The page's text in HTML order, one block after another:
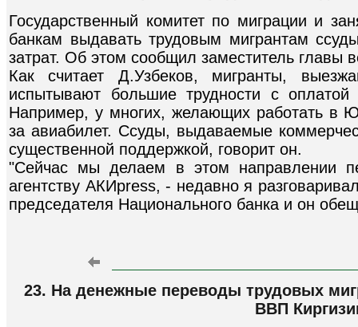
Государственный комитет по миграции и
банкам выдавать трудовым мигрантам
затрат. Об этом сообщил заместитель главы
Как считает Д.Узбеков, мигранты,
испытывают большие трудности с
Например, у многих, желающих работать в
за авиабилет. Ссуды, выдаваемые
существенной поддержкой, говорит он.
"Сейчас мы делаем в этом направлении
агентству АКИpress, - недавно я
председателя Национального банка и он
23. На денежные переводы трудовых
ВВП